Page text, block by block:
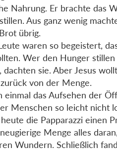
Nahrung. Er brachte das
Aus ganz wenig
übrig.
waren so begeistert,
Wer den Hunger
dachten sie. Aber Jesus
von der Menge.
einmal das Aufsehen der
Menschen so leicht nicht
die Papparazzi einen
Menge alles
Wundern. Schließlich